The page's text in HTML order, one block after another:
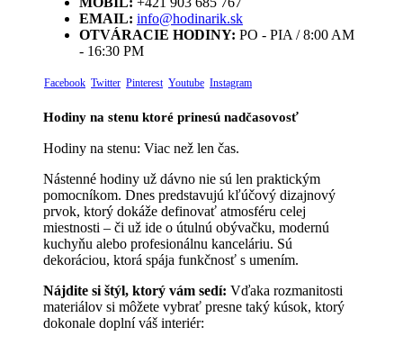
EMAIL: info@hodinarik.sk
OTVÁRACIE HODINY: PO - PIA / 8:00 AM
- 16:30 PM
Facebook Twitter Pinterest Youtube Instagram
Hodiny na stenu ktoré prinesú nadčasovosť
Hodiny na stenu: Viac než len čas.
Nástenné hodiny už dávno nie sú len praktickým
pomocníkom. Dnes predstavujú kľúčový dizajnový
prvok, ktorý dokáže definovať atmosféru celej
miestnosti – či už ide o útulnú obývačku, modernú
kuchyňu alebo profesionálnu kanceláriu. Sú
dekoráciou, ktorá spája funkčnosť s umením.
Nájdite si štýl, ktorý vám sedí: Vďaka rozmanitosti
materiálov si môžete vybrať presne taký kúsok, ktorý
dokonale doplní váš interiér: